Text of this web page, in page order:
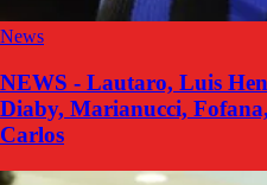
News
NEWS - Lautaro, Luis
Diaby, Marianucci,
Carlos